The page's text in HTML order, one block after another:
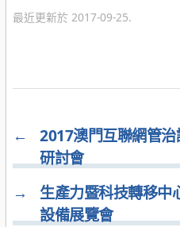
最近更新於 2017-09-25.
←
2017澳門互聯網管
研討會
→
生產力暨科技轉移中
設備展覽會